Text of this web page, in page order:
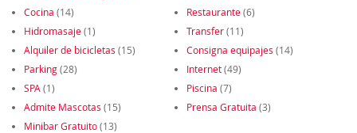
Cocina (14) Restaurante(6)
Hidromasaje(1) Transfer(11)
Alquiler de bicicletas (15) Consigna equipajes (14)
Parking(28) Internet(49)
SPA (1) Piscina (7)
Admite Mascotas (15) Prensa Gratuita (3)
Minibar Gratuito(13)